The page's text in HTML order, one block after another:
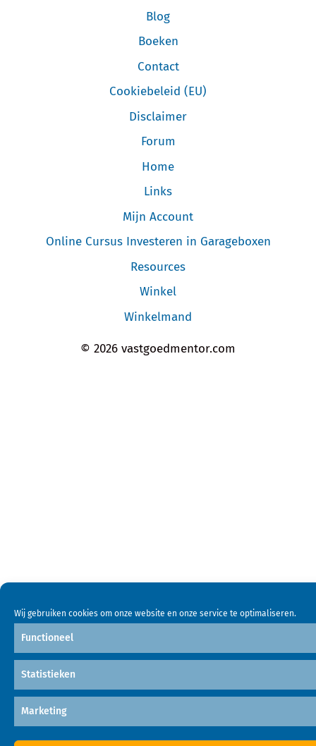
Wij gebruiken cookies om onze website en onze service te optimaliseren.
Functioneel
Statistieken
Marketing
Blog
Boeken
Contact
Cookiebeleid (EU)
Disclaimer
Forum
Home
Links
Mijn Account
Online Cursus Investeren in Garageboxen
Resources
Winkel
Winkelmand
© 2026 vastgoedmentor.com